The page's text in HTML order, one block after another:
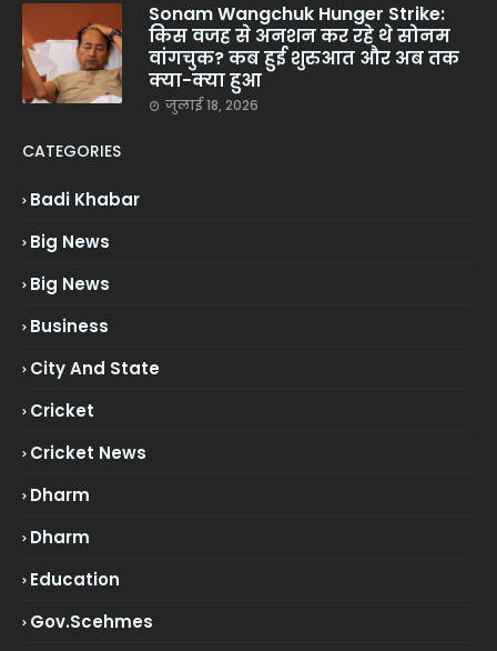
Sonam Wangchuk Hunger Strike:
किस वजह से अनशन कर रहे थे सोनम
वांगचुक? कब हुई शुरुआत और अब तक
क्या-क्या हुआ
जुलाई 18, 2026
CATEGORIES
Badi Khabar
Big News
Big News
Business
City And State
Cricket
Cricket News
Dharm
Dharm
Education
Gov.scehmes